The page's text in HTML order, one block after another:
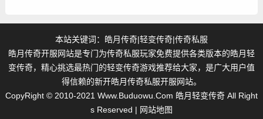
本站关键词： 皓月传奇|轻变传奇|传奇私服
皓月传奇开服网站是专门为传奇私服玩家免费提供各类版本的皓月轻
变传奇，精心挑选最热门的轻变传奇游戏推荐给大家，是广大用户值
得信赖的新开皓月传奇私服开服网站。
CopyRight © 2010-2021 Www.Buduowu.Com 皓月轻变传奇 All Right
s Reserved | 网站地图